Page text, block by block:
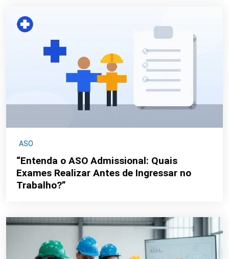
ASO
“Entenda o ASO Admissional: Quais
Exames Realizar Antes de Ingressar no
Trabalho?”